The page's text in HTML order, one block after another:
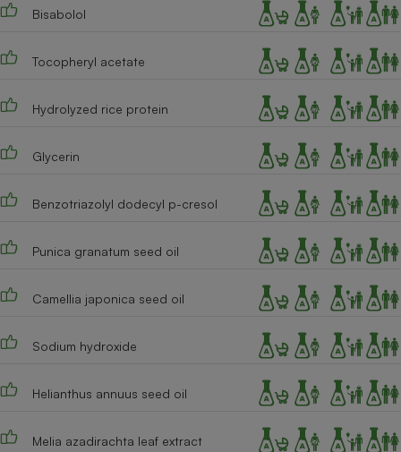
Bisabolol
Tocopheryl acetate
Hydrolyzed rice protein
Glycerin
Benzotriazolyl dodecyl p-cresol
Punica granatum seed oil
Camellia japonica seed oil
Sodium hydroxide
Helianthus annuus seed oil
Melia azadirachta leaf extract